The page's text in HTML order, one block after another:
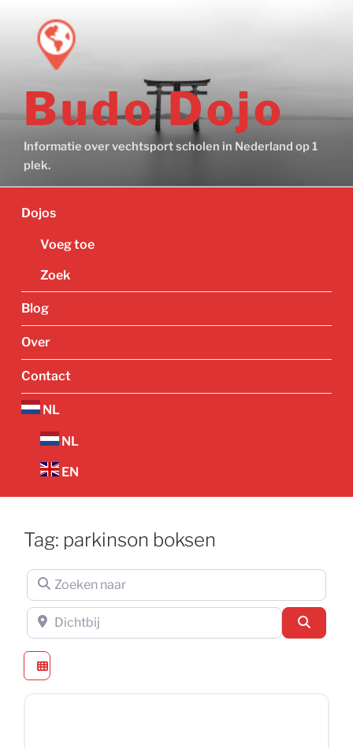
Budo Dojo
Informatie over vechtsport scholen in Nederland op 1
plek.
Dojos
Voeg toe
Zoek
Blog
Over
Contact
NL
NL
EN
Tag: parkinson boksen
Zoeken naar
Dichtbij